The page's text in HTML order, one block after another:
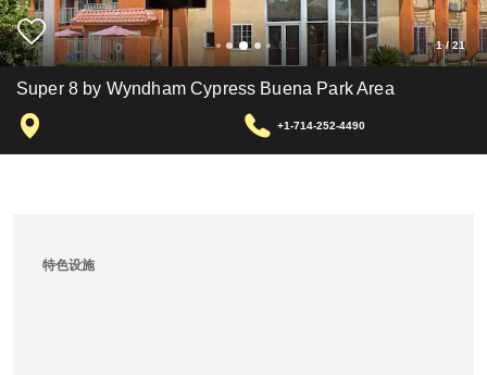
1/21
Super 8 by Wyndham Cypress Buena Park Area
+1-714-252-4490
特色设施